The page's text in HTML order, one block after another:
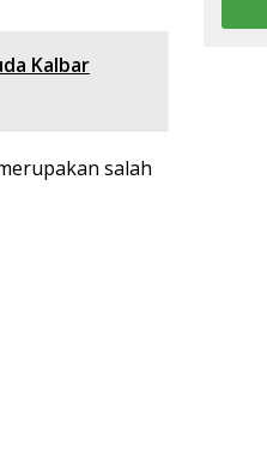
Kalbar
salah